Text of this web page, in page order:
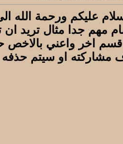
عليكم ورحمة
مهم جدا مثال تريد
قسم اخر واعني بالاخص
مشاركته او سيتم حذفه